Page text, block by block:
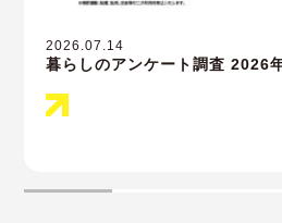
2026.07.14
暮らしのアンケート調査 2026